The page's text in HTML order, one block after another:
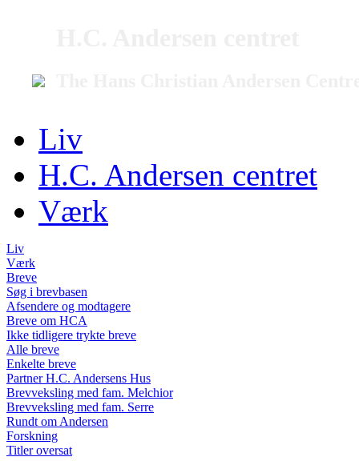
Liv
H.C. Andersen centret
Værk
Liv
Værk
Breve
Søg i brevbasen
Afsendere og modtagere
Breve om HCA
Ikke tidligere trykte breve
Alle breve
Enkelte breve
Partner H.C. Andersens Hus
Brevveksling med fam. Melchior
Brevveksling med fam. Serre
Rundt om Andersen
Forskning
Titler oversat